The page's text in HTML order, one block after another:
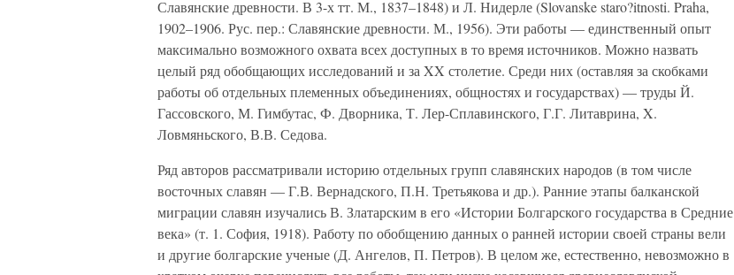
Славянские древности. В 3-х тт. М., 1837–1848) и Л. Нидерле (Slovanske staro?itnosti. Praha,
1902–1906. Рус. пер.: Славянские древности. М., 1956). Эти работы — единственный опыт
максимально возможного охвата всех доступных в то время источников. Можно назвать
целый ряд обобщающих исследований и за XX столетие. Среди них (оставляя за скобками
работы об отдельных племенных объединениях, общностях и государствах) — труды Й.
Гассовского, М. Гимбутас, Ф. Дворника, Т. Лер-Сплавинского, Г.Г. Литаврина, X.
Ловмяньского, В.В. Седова.
Ряд авторов рассматривали историю отдельных групп славянских народов (в том числе
восточных славян — Г.В. Вернадского, П.Н. Третьякова и др.). Ранние этапы балканской
миграции славян изучались В. Златарским в его «Истории Болгарского государства в Средние
века» (т. 1. София, 1918). Работу по обобщению данных о ранней истории своей страны вели
и другие болгарские ученые (Д. Ангелов, П. Петров). В целом же, естественно, невозможно в